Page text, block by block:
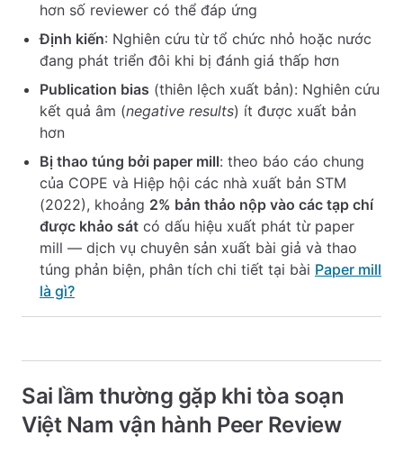
hơn số reviewer có thể đáp ứng
Định kiến: Nghiên cứu từ tổ chức nhỏ hoặc nước
đang phát triển đôi khi bị đánh giá thấp hơn
Publication bias (thiên lệch xuất bản): Nghiên cứu
kết quả âm (negative results) ít được xuất bản
hơn
Bị thao túng bởi paper mill: theo báo cáo chung
của COPE và Hiệp hội các nhà xuất bản STM
(2022), khoảng 2% bản thảo nộp vào các tạp chí
được khảo sát có dấu hiệu xuất phát từ paper
mill — dịch vụ chuyên sản xuất bài giả và thao
túng phản biện, phân tích chi tiết tại bài Paper mill
là gì?
Sai lầm thường gặp khi tòa soạn
Việt Nam vận hành Peer Review